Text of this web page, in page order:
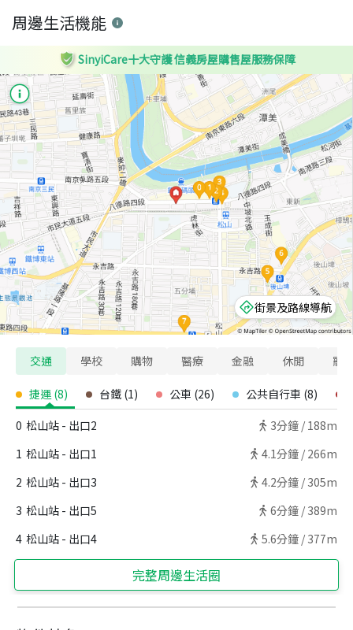
周邊生活機能
SinyiCare十大守護 信義房屋購售屋服務保障
街景及路線導航
交通 學校 購物 醫療 金融 休閒 寵
捷運 (8) 台鐵 (1) 公車 (26) 公共自行車 (8)
0 松山站 - 出口2 3分鐘 / 188m
1 松山站 - 出口1 4.1分鐘 / 266m
2 松山站 - 出口3 4.2分鐘 / 305m
3 松山站 - 出口5 6分鐘 / 389m
4 松山站 - 出口4 5.6分鐘 / 377m
完整周邊生活圈